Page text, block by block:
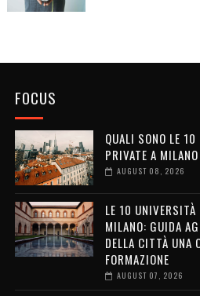
FOCUS
QUALI SONO LE
PRIVATE A MILANO
AUGUST 08, 2026
LE 10
MILANO: GUIDA
DELLA CITTÀ UNA
FORMAZIONE
AUGUST 07, 2026